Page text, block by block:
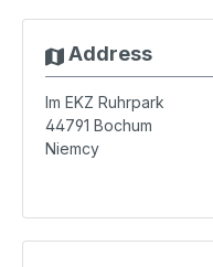
Address
Im EKZ Ruhrpark
44791 Bochum
Niemcy